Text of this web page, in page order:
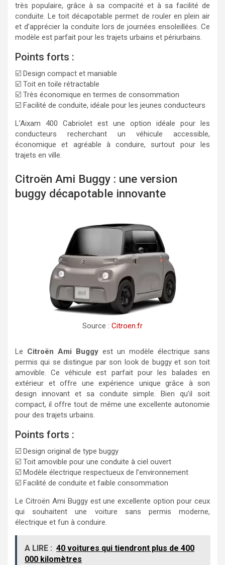
très populaire, grâce à sa compacité et à sa facilité de
conduite. Le toit décapotable permet de rouler en plein air
et d’apprécier la conduite lors de journées ensoleillées. Ce
modèle est parfait pour les trajets urbains et périurbains.
Points forts :
☑️ Design compact et maniable
☑️ Toit en toile rétractable
☑️ Très économique en termes de consommation
☑️ Facilité de conduite, idéale pour les jeunes conducteurs
L’Aixam 400 Cabriolet est une option idéale pour les
conducteurs recherchant un véhicule accessible,
économique et agréable à conduire, surtout pour les
trajets en ville.
Citroën Ami Buggy : une version
buggy décapotable innovante
Source : Citroen.fr
Le Citroën Ami Buggy est un modèle électrique sans
permis qui se distingue par son look de buggy et son toit
amovible. Ce véhicule est parfait pour les balades en
extérieur et offre une expérience unique grâce à son
design innovant et sa conduite simple. Bien qu’il soit
compact, il offre tout de même une excellente autonomie
pour des trajets urbains.
Points forts :
☑️ Design original de type buggy
☑️ Toit amovible pour une conduite à ciel ouvert
☑️ Modèle électrique respectueux de l’environnement
☑️ Facilité de conduite et faible consommation
Le Citroën Ami Buggy est une excellente option pour ceux
qui souhaitent une voiture sans permis moderne,
électrique et fun à conduire.
A LIRE : 40 voitures qui tiendront plus de 400
000 kilomètres